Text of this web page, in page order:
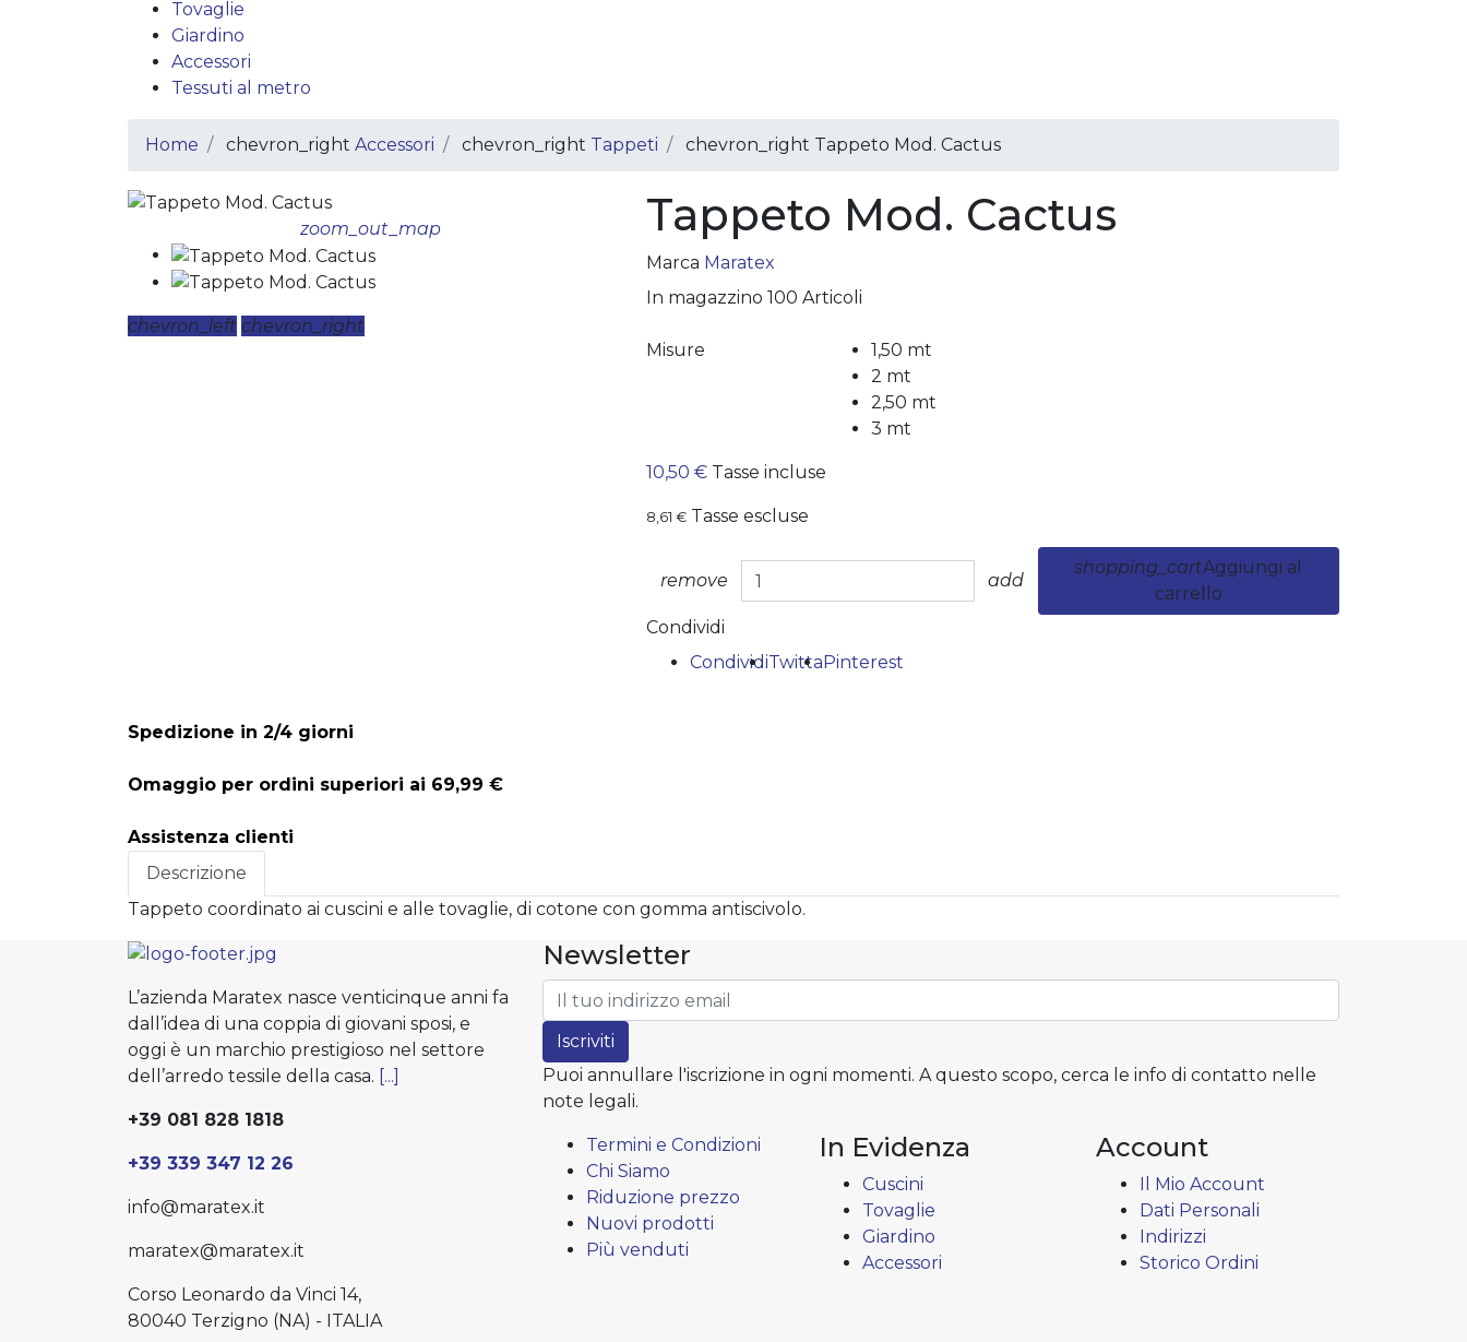
Tovaglie
Giardino
Accessori
Tessuti al metro
Home chevron_right Accessori chevron_right Tappeti chevron_right Tappeto Mod. Cactus
zoom_out_map
chevron_left chevron_right
Tappeto Mod. Cactus
Marca Maratex
In magazzino 100 Articoli
Misure
1,50 mt
2 mt
2,50 mt
3 mt
10,50 € Tasse incluse
8,61 € Tasse escluse
remove add
shopping_cartAggiungi al
carrello
Condividi
CondividiTwittaPinterest
Spedizione in 2/4 giorni
Omaggio per ordini superiori ai 69,99 €
Assistenza clienti
Descrizione
Tappeto coordinato ai cuscini e alle tovaglie, di cotone con gomma antiscivolo.
L’azienda Maratex nasce venticinque anni fa
dall’idea di una coppia di giovani sposi, e
oggi è un marchio prestigioso nel settore
dell’arredo tessile della casa. [...]
+39 081 828 1818
+39 339 347 12 26
info@maratex.it
maratex@maratex.it
Corso Leonardo da Vinci 14,
80040 Terzigno (NA) - ITALIA
Newsletter
Iscriviti
Puoi annullare l'iscrizione in ogni momenti. A questo scopo, cerca le info di contatto nelle
note legali.
Termini e Condizioni
Chi Siamo
Riduzione prezzo
Nuovi prodotti
Più venduti
In Evidenza
Cuscini
Tovaglie
Giardino
Accessori
Account
Il Mio Account
Dati Personali
Indirizzi
Storico Ordini